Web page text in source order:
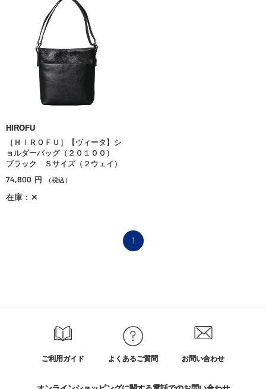
HIROFU
［ＨＩＲＯＦＵ］【ヴィータ】シ
ョルダーバッグ（２０１００）
ブラック Ｓサイズ（２ウェイ）
74,800 円 （税込）
在庫：✕
1
ご利用ガイド よくあるご質問 お問い合わせ